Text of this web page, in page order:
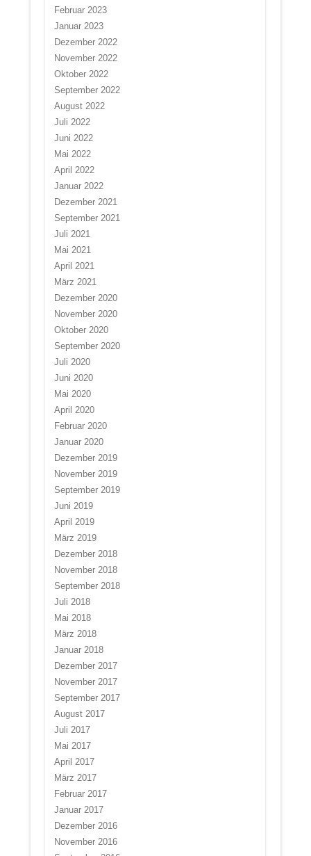
Februar 2023
Januar 2023
Dezember 2022
November 2022
Oktober 2022
September 2022
August 2022
Juli 2022
Juni 2022
Mai 2022
April 2022
Januar 2022
Dezember 2021
September 2021
Juli 2021
Mai 2021
April 2021
März 2021
Dezember 2020
November 2020
Oktober 2020
September 2020
Juli 2020
Juni 2020
Mai 2020
April 2020
Februar 2020
Januar 2020
Dezember 2019
November 2019
September 2019
Juni 2019
April 2019
März 2019
Dezember 2018
November 2018
September 2018
Juli 2018
Mai 2018
März 2018
Januar 2018
Dezember 2017
November 2017
September 2017
August 2017
Juli 2017
Mai 2017
April 2017
März 2017
Februar 2017
Januar 2017
Dezember 2016
November 2016